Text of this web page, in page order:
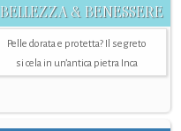
BELLEZZA & BENESSERE
Pelle dorata e protetta? Il segreto
si cela in un’antica pietra Inca